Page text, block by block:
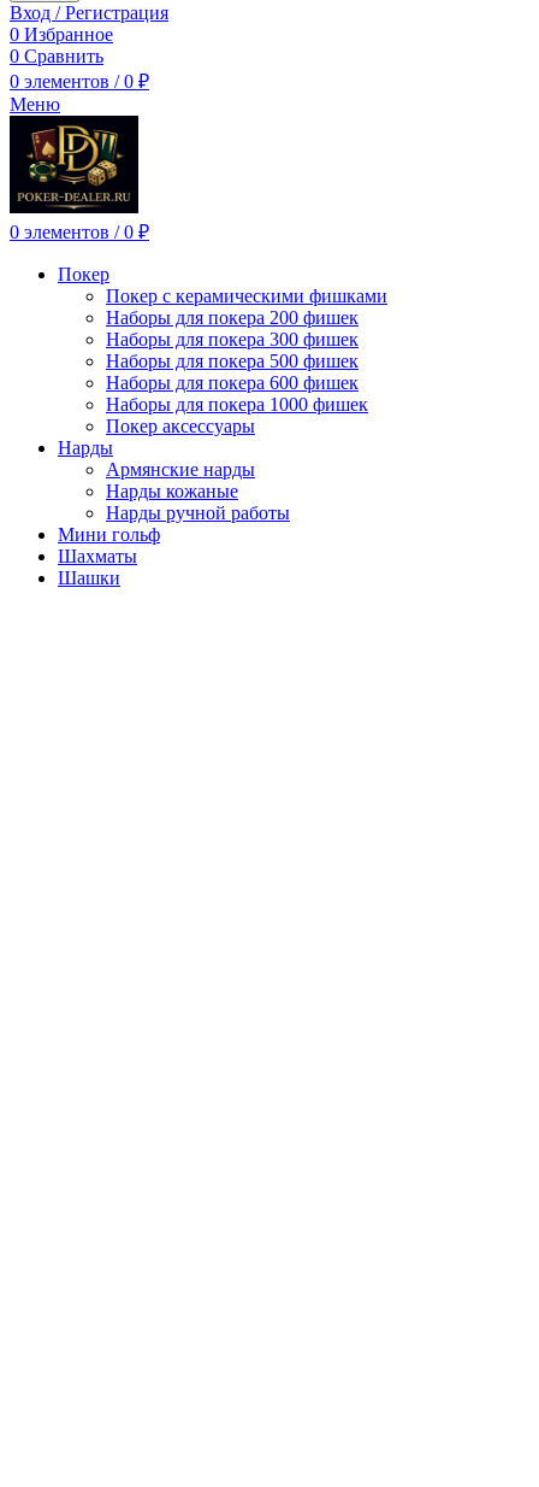
Вход / Регистрация
0 Избранное
0 Сравнить
0 элементов / 0 ₽
Меню
0 элементов / 0 ₽
Покер
Покер с керамическими фишками
Наборы для покера 200 фишек
Наборы для покера 300 фишек
Наборы для покера 500 фишек
Наборы для покера 600 фишек
Наборы для покера 1000 фишек
Покер аксессуары
Нарды
Армянские нарды
Нарды кожаные
Нарды ручной работы
Мини гольф
Шахматы
Шашки